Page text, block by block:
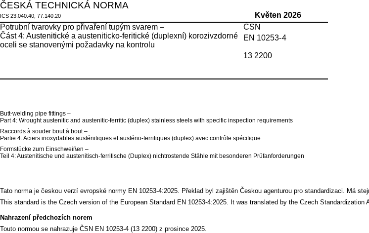
ČESKÁ TECHNICKÁ NORMA
ICS 23.040.40; 77.140.20
Květen 2026
Potrubní tvarovky pro přivaření tupým svarem –
Část 4: Austenitické a austeniticko-feritické (duplexní) korozivzdorné
oceli se stanovenými požadavky na kontrolu
ČSN
EN 10253-4
13 2200
Butt-welding pipe fittings –
Part 4: Wrought austenitic and austenitic-ferritic (duplex) stainless steels with specific inspection requirements
Raccords à souder bout à bout –
Partie 4: Aciers inoxydables austénitiques et austéno-ferritiques (duplex) avec contrôle spécifique
Formstücke zum Einschweißen –
Teil 4: Austenitische und austenitisch-ferritische (Duplex) nichtrostende Stähle mit besonderen Prüfanforderungen
Tato norma je českou verzí evropské normy EN 10253-4:2025. Překlad byl zajištěn Českou agenturou pro standardizaci. Má
This standard is the Czech version of the European Standard EN 10253-4:2025. It was translated by the Czech
Nahrazení předchozích norem
Touto normou se nahrazuje ČSN EN 10253-4 (13 2200) z prosince 2025.